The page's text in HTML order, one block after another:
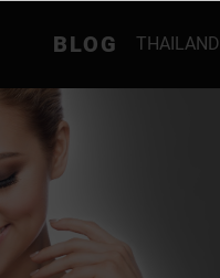
BLOG THAILAND